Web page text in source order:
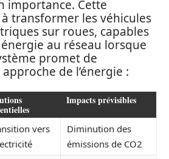
importance. Cette
transformer les véhicules
sur roues, capables
au réseau lorsque
promet de
de l’énergie :
Impacts prévisibles
vers
Diminution des
émissions de CO2